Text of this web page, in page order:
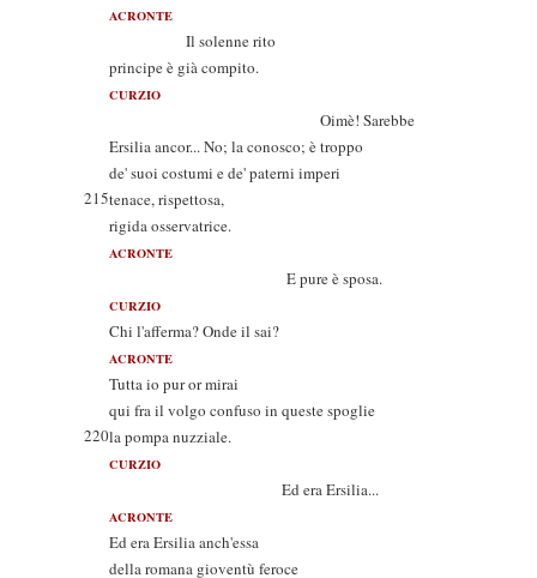
ACRONTE
Il solenne rito
principe è già compito.
CURZIO
Oimè! Sarebbe
Ersilia ancor... No; la conosco; è troppo
de' suoi costumi e de' paterni imperi
215tenace, rispettosa,
rigida osservatrice.
ACRONTE
E pure è sposa.
CURZIO
Chi l'afferma? Onde il sai?
ACRONTE
Tutta io pur or mirai
qui fra il volgo confuso in queste spoglie
220la pompa nuzziale.
CURZIO
Ed era Ersilia...
ACRONTE
Ed era Ersilia anch'essa
della romana gioventù feroce